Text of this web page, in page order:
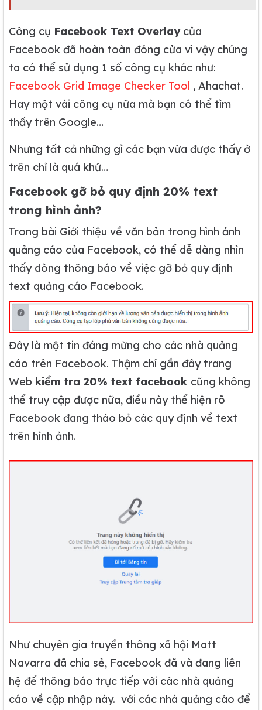
Công cụ Facebook Text Overlaycủa
Facebook đã hoàn toàn đóng cửa vì vậy chúng
ta có thể sử dụng 1 số công cụ khác như:
Facebook Grid Image Checker Tool , Ahachat.
Hay một vài công cụ nữa mà bạn có thể tìm
thấy trên Google…
Nhưng tất cả những gì các bạn vừa được thấy ở
trên chỉ là quá khứ…
Facebook gỡ bỏ quy định 20% text
trong hình ảnh?
Trong bài Giới thiệu về văn bản trong hình ảnh
quảng cáo của Facebook, có thể dễ dàng nhìn
thấy dòng thông báo về việc gỡ bỏ quy định
text quảng cáo Facebook.
Đây là một tin đáng mừng cho các nhà quảng
cáo trên Facebook. Thậm chí gần đây trang
Web kiểm tra 20% text facebook cũng không
thể truy cập được nữa, điều này thể hiện rõ
Facebook đang tháo bỏ các quy định về text
trên hình ảnh.
Như chuyên gia truyền thông xã hội Matt
Navarra đã chia sẻ, Facebook đã và đang liên
hệ để thông báo trực tiếp với các nhà quảng
cáo về cập nhập này. với các nhà quảng cáo để